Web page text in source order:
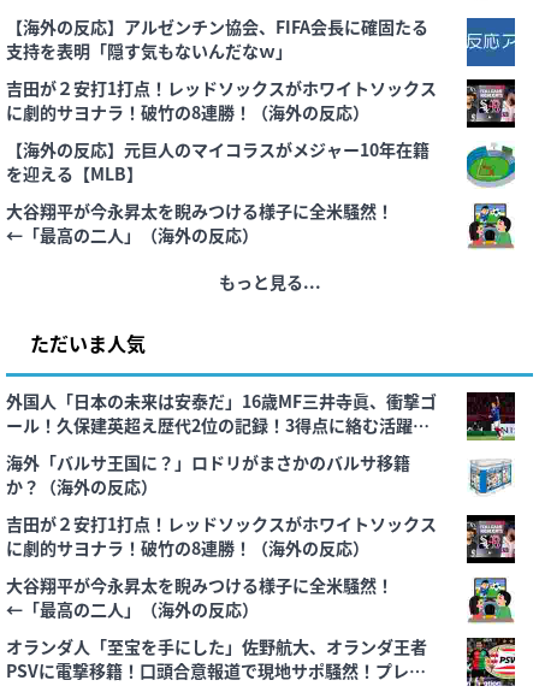
【海外の反応】アルゼンチン協会、FIFA会長に確固たる
支持を表明「隠す気もないんだなｗ」
吉田が２安打1打点！レッドソックスがホワイトソックス
に劇的サヨナラ！破竹の8連勝！（海外の反応）
【海外の反応】元巨人のマイコラスがメジャー10年在籍
を迎える【MLB】
大谷翔平が今永昇太を睨みつける様子に全米騒然！
←「最高の二人」（海外の反応）
もっと見る...
ただいま人気
外国人「日本の未来は安泰だ」16歳MF三井寺眞、衝撃ゴ
ール！久保建英超え歴代2位の記録！3得点に絡む活躍で
海外絶賛！【海外の反応】
海外「バルサ王国に？」ロドリがまさかのバルサ移籍
か？（海外の反応）
吉田が２安打1打点！レッドソックスがホワイトソックス
に劇的サヨナラ！破竹の8連勝！（海外の反応）
大谷翔平が今永昇太を睨みつける様子に全米騒然！
←「最高の二人」（海外の反応）
オランダ人「至宝を手にした」佐野航大、オランダ王者
PSVに電撃移籍！口頭合意報道で現地サポ騒然！プレミア